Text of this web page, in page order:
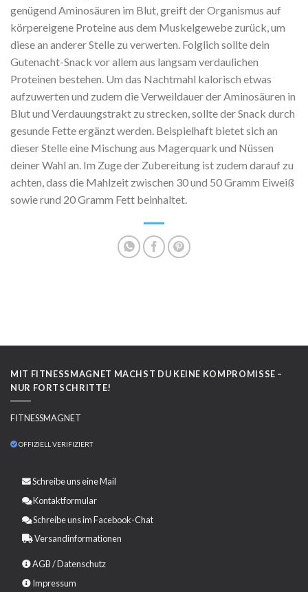
genügend Aminosäuren im Blut, greift der Organismus auf
körpereigene Proteine aus dem Muskelgewebe zurück, um
diese an anderer Stelle zu verwerten. Folglich sollte dein
Gutenacht-Snack vor allem aus langsam verdaulichen
Proteinen bestehen. Um das Nachtmahl kalorisch etwas
aufzuwerten und zudem die Verweildauer der Aminosäuren in
Blut und Verdauungstrakt zu strecken, sollte der Snack durch
gesunde Fette ergänzt werden. Beispielhaft bietet sich an
dieser Stelle eine Mischung aus Magerquark und Nüssen
deiner Wahl an. Im Zuge der Zubereitung ist zudem darauf zu
achten, dass die Mahlzeit zwischen 30 und 50 Gramm Eiweiß
sowie rund 20 Gramm Fett beinhaltet.
MIT FITNESSMAGNET MACHST DU KEINE KOMPROMISSE –
NUR FORTSCHRITTE!
FITNESSMAGNET
OFFIZIELL VERIFIZIERT
Schreibe uns eineMail
Kontaktformular
Schreibe uns im Facebook-Chat
Versandinformationen
AGB/Datenschutz
Impressum